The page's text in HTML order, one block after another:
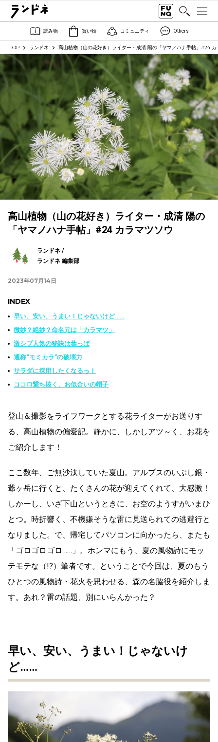
読み物 買い物 コミュニティ Others
TOP ランドネ 高山植物（山の花好き）ライター・成清 陽の「ヤマノハナ手帖」#24 カ
高山植物（山の花好き）ライター・成清 陽の
「ヤマノハナ手帖」#24 カラマツソウ
ランドネ /
ランドネ 編集部
2023年07月14日
INDEX
早い、安い、うまい！じゃないけど……
微妙？絶妙？命名元は「カラマツ」
激シブ人気の秘訣は葉っぱ
通称“モミカラ”の破壊力
サラダに採用したくなるっ！
ココロ撃ち抜く、お似合いの帽子
登山＆撮影をライフワークとする花ライターがお送りす
る、高山植物の偏愛記。静かに、しかしアツ～く、お花を
ご紹介します！
ここ数年、ご無沙汰していた夏山。アルプスのいぶし銀・
爺ヶ岳に行くと、たくさんの花が迎えてくれて、大感激！
しかーし、いざ下山というときに、お空のようすがいまひ
とつ。時折響く、不機嫌そうな雷に見送られての逃避行と
なりました。で、帰宅してパソコンに向かったら、またも
「ゴロゴロゴロ……」。ホンマにもう、夏の風物詩にモッ
テモテな（!?）筆者です。ということで今回は、夏のもう
ひとつの風物詩・花火を思わせる、森の名脇役を紹介しま
す。あれ？雷の話題、別にいらんかった？
早い、安い、うまい！じゃないけ
ど……